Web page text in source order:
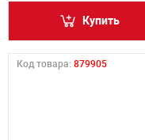
Купить
Код товара: 879905